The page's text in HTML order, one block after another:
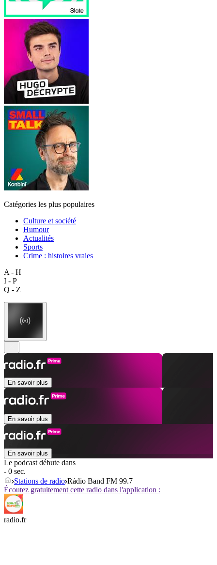
Catégories les plus populaires
Culture et société
Humour
Actualités
Sports
Crime : histoires vraies
A - H
I - P
Q - Z
En savoir plus
En savoir plus
En savoir plus
Le podcast débute dans
- 0 sec.
Stations de radio Rádio Band FM 99.7
Écoutez gratuitement cette radio dans l'application :
radio.fr